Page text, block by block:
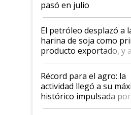
pasó en julio
El petróleo desplazó a
harina de soja como
producto exportado, y
el agro aportó casi seis
diez dólares y sostuvo el
liderazgo en un
récord
Récord para el agro: la
actividad llegó a su
histórico impulsada
cosecha y las